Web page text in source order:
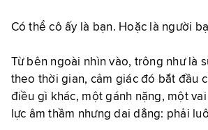
Có thể cô ấy là bạn. Hoặc là người
Từ bên ngoài nhìn vào, trông như là
theo thời gian, cảm giác đó bắt đầu
điều gì khác, một gánh nặng, một
lực âm thầm nhưng dai dẳng: phải